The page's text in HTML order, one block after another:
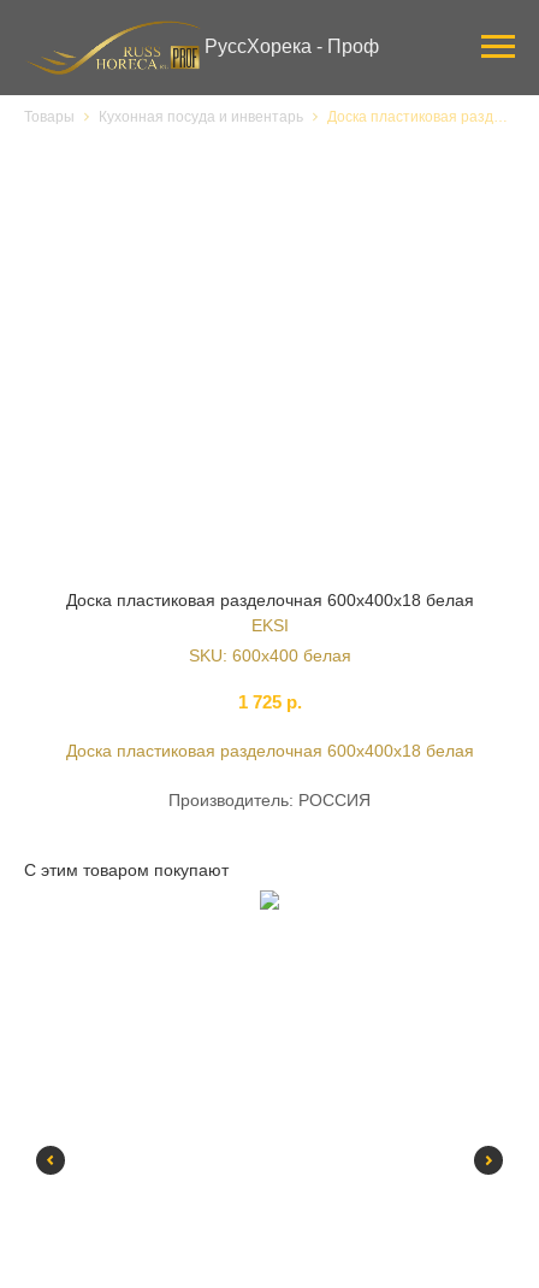
РуссХорека - Проф
Товары Кухонная посуда и инвентарь
Доска пластиковая разделочная 600х400х18 белая
EKSI
SKU: 600х400 белая
1 725 р.
Доска пластиковая разделочная 600х400х18 белая
Производитель: РОССИЯ
С этим товаром покупают